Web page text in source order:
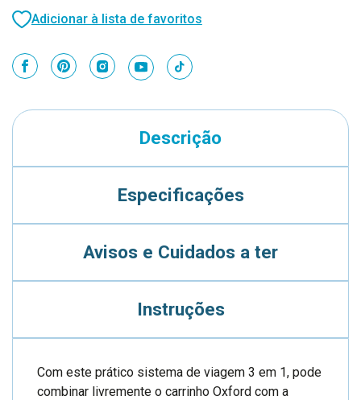
Adicionar à lista de favoritos
Descrição
Especificações
Avisos e Cuidados a ter
Instruções
Com este prático sistema de viagem 3 em 1, pode
combinar livremente o carrinho Oxford com a